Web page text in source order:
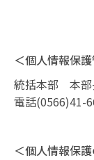
＜個人情報保
統括本部 本部
電話(0566)41-
＜個人情報保